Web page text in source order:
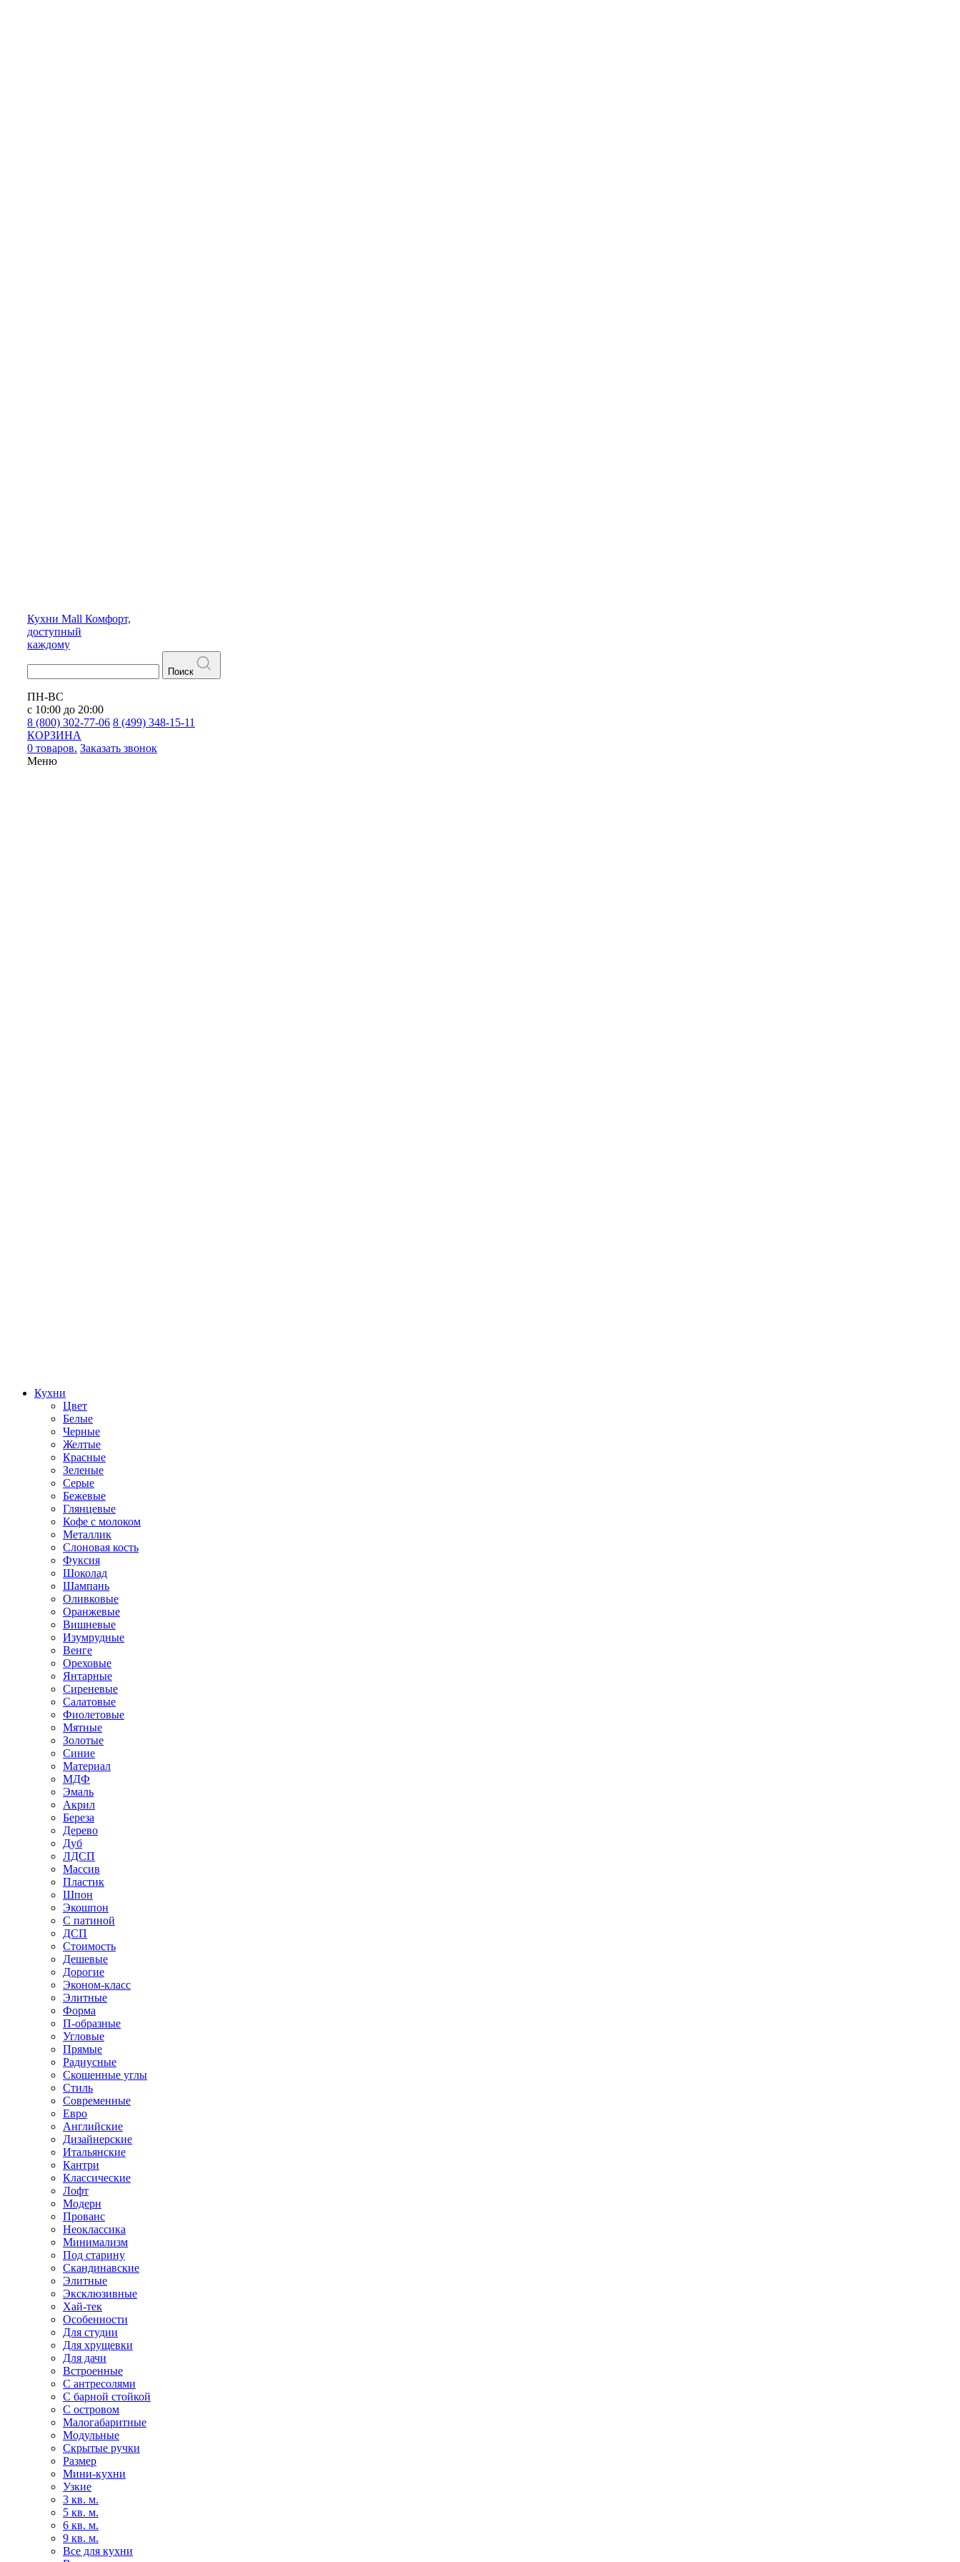
Кухни Mall Комфорт,
доступный
каждому
Поиск
ПН-ВС
с 10:00 до 20:00
8 (800) 302-77-06 8 (499) 348-15-11
КОРЗИНА
0 товаров. Заказать звонок
Меню
Кухни
Цвет
Белые
Черные
Желтые
Красные
Зеленые
Серые
Бежевые
Глянцевые
Кофе с молоком
Металлик
Слоновая кость
Фуксия
Шоколад
Шампань
Оливковые
Оранжевые
Вишневые
Изумрудные
Венге
Ореховые
Янтарные
Сиреневые
Салатовые
Фиолетовые
Мятные
Золотые
Синие
Материал
МДФ
Эмаль
Акрил
Береза
Дерево
Дуб
ЛДСП
Массив
Пластик
Шпон
Экошпон
С патиной
ДСП
Стоимость
Дешевые
Дорогие
Эконом-класс
Элитные
Форма
П-образные
Угловые
Прямые
Радиусные
Скошенные углы
Стиль
Современные
Евро
Английские
Дизайнерские
Итальянские
Кантри
Классические
Лофт
Модерн
Прованс
Неоклассика
Минимализм
Под старину
Скандинавские
Элитные
Эксклюзивные
Хай-тек
Особенности
Для студии
Для хрущевки
Для дачи
Встроенные
С антресолями
С барной стойкой
С островом
Малогабаритные
Модульные
Скрытые ручки
Размер
Мини-кухни
Узкие
3 кв. м.
5 кв. м.
6 кв. м.
9 кв. м.
Все для кухни